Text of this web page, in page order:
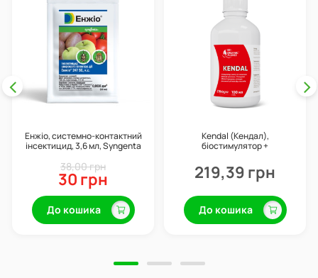
Енжіо, системно-контактний
інсектицид, 3,6 мл, Syngenta
30 грн
38,00 грн
До кошика
Kendal (Кендал),
біостимулятор +
Valagro
219,39 грн
До кошика